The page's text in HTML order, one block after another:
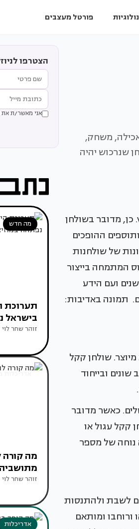
פורטל מעצבים
אכילה, משחק,
שנרכוש יהיה
כן, מדובר בשולחן
ההופכים
של שולחנות
המתמחה בייצור
ושיווק של שולחנות קקל לשוק המוסדי והפרטי. החברה עוסקת בתחום למעלה מ-15 שנים ועם הידע
תמונה באדיבות:
שולחן קקל
שונים ובייחוד
כאשר מדובר
קקל עגול או
נוחה של מספר
לשבת ולהתנסות
ורוחבו ומותאם
הצטרפו
אני מאשר/ת את
מה חדש
תערוכת
בישראל
זוהר שחר לוי
אדריכלות
מה קורה
זוהר שחר לוי
אדריכלות